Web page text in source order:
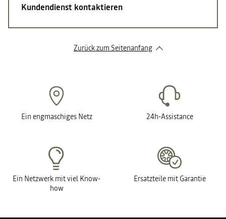
Kundendienst kontaktieren
Zurück zum Seitenanfang
Ein engmaschiges Netz 24h-Assistance
Ein Netzwerk mit viel Know-
how
Ersatzteile mit Garantie